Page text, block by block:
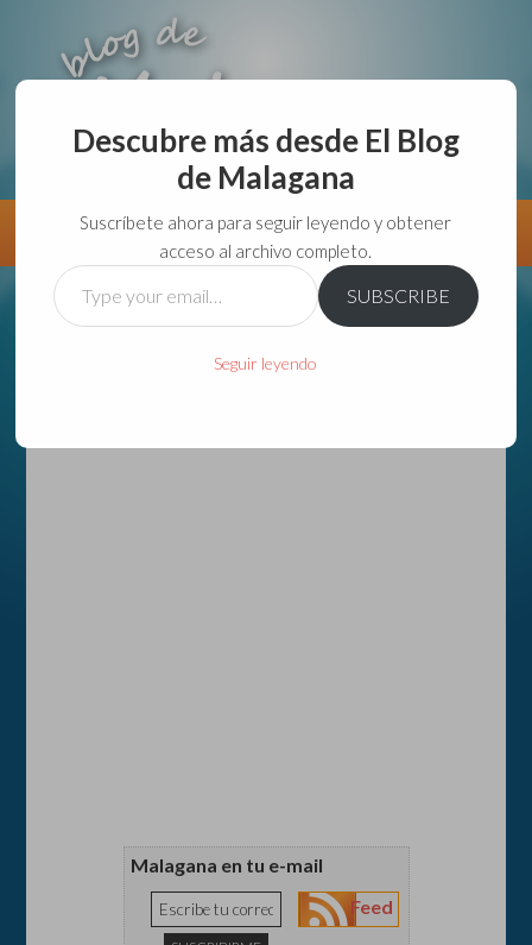
aunque lo haga de malas lo hago....
Información Directorio VivirGuadalajara
Malagana en tu e-mail
Feed
Descubre más desde El Blog
de Malagana
Suscríbete ahora para seguir leyendo y obtener
acceso al archivo completo.
Type
your
SUBSCRIBE
Seguir leyendo